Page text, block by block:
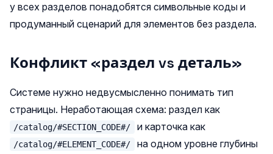
у всех разделов понадобятся символьные коды и
продуманный сценарий для элементов без раздела.
Конфликт «раздел vs деталь»
Системе нужно недвусмысленно понимать тип
страницы. Неработающая схема: раздел как
/catalog/#SECTION_CODE#/ и карточка как
/catalog/#ELEMENT_CODE#/
на одном уровне глубины